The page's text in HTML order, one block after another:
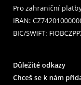
Pro zahraniční
IBAN:
BIC/SWIFT:
Důležité odkazy
Chceš se k nám